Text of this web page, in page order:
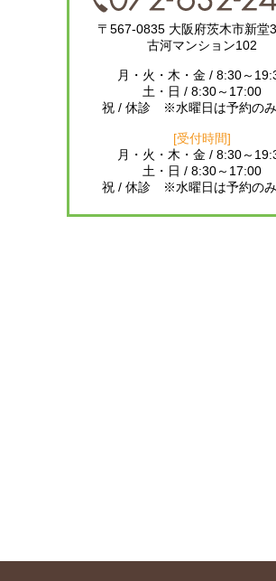
〒567-0835 大阪府茨木市新堂
古河マンション102
月・火・木・金 / 8:30～
土・日 / 8:30～17:00
祝 / 休診 ※水曜日は予約の
[受付時間]
月・火・木・金 / 8:30～
土・日 / 8:30～17:00
祝 / 休診 ※水曜日は予約の